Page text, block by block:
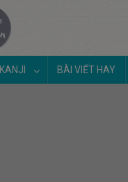
KANJI BÀI VIẾT HAY